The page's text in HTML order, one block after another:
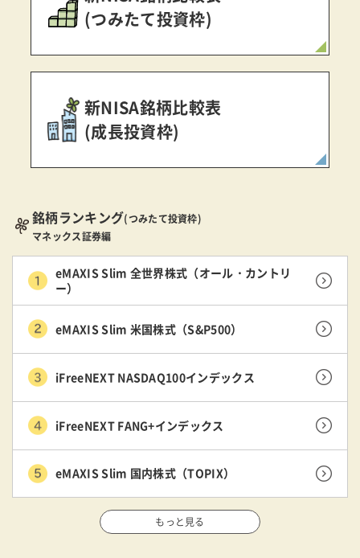
(つみたて投資枠)
新NISA銘柄比較表
(成長投資枠)
銘柄ランキング(つみたて投資枠)
マネックス証券編
eMAXIS Slim 全世界株式（オール・カントリ
ー）
eMAXIS Slim 米国株式（S&P500）
iFreeNEXT NASDAQ100インデックス
iFreeNEXT FANG+インデックス
eMAXIS Slim 国内株式（TOPIX）
もっと見る